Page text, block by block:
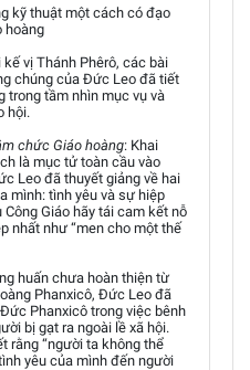
kỹ thuật một cách có đạo
hoàng
vị Thánh Phêrô, các bài
chúng của Đức Leo đã tiết
trong tầm nhìn mục vụ và
hội.
chức Giáo hoàng: Khai
là mục tử toàn cầu vào
Leo đã thuyết giảng về hai
mình: tình yêu và sự hiệp
Giáo hãy tái cam kết nỗ
nhất như “men cho một thế
huấn chưa hoàn thiện từ
Phanxicô, Đức Leo đã
Phanxicô trong việc bênh
bị gạt ra ngoài lề xã hội.
rằng “người ta không thể
yêu của mình đến người